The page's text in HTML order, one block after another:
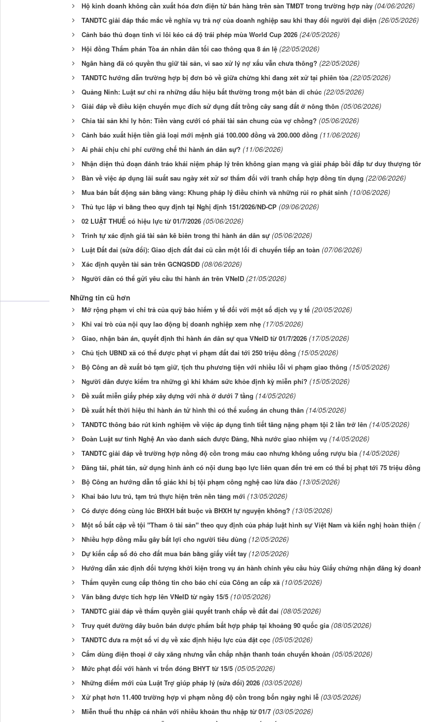
Hộ kinh doanh không cần xuất hóa đơn điện tử bán hàng trên sàn TMĐT trong trường hợp này (04/06/2026)
TANDTC giải đáp thắc mắc về nghĩa vụ trả nợ của doanh nghiệp sau khi thay đổi người đại diện (26/05/2026)
Cảnh báo thủ đoạn tinh vi lôi kéo cá độ trái phép mùa World Cup 2026 (24/05/2026)
Hội đồng Thẩm phán Tòa án nhân dân tối cao thông qua 8 án lệ (22/05/2026)
Ngân hàng đã có quyền thu giữ tài sản, vì sao xử lý nợ xấu vẫn chưa thông? (22/05/2026)
TANDTC hướng dẫn trường hợp bị đơn bỏ về giữa chừng khi đang xét xử tại phiên tòa (22/05/2026)
Quảng Ninh: Luật sư chỉ ra những dấu hiệu bất thường trong một bản di chúc (22/05/2026)
Giải đáp về điều kiện chuyển mục đích sử dụng đất trồng cây sang đất ở nông thôn (05/06/2026)
Chia tài sản khi ly hôn: Tiền vàng cưới có phải tài sản chung của vợ chồng? (05/06/2026)
Cảnh báo xuất hiện tiền giả loại mới mệnh giá 100.000 đồng và 200.000 đồng (11/06/2026)
Ai phải chịu chi phí cưỡng chế thi hành án dân sự? (11/06/2026)
Nhận diện thủ đoạn đánh tráo khái niệm pháp lý trên không gian mạng và giải pháp bồi đắp tư duy thượng
Bàn về việc áp dụng lãi suất sau ngày xét xử sơ thẩm đối với tranh chấp hợp đồng tín dụng (22/06/2026)
Mua bán bất động sản bằng vàng: Khung pháp lý điều chỉnh và những rủi ro phát sinh (10/06/2026)
Thủ tục lập vi bằng theo quy định tại Nghị định 151/2026/NĐ-CP (09/06/2026)
02 LUẬT THUẾ có hiệu lực từ 01/7/2026 (05/06/2026)
Trình tự xác định giá tài sản kê biên trong thi hành án dân sự (05/06/2026)
Luật Đất đai (sửa đổi): Giao dịch đất đai cũ cần một lối đi chuyển tiếp an toàn (07/06/2026)
Xác định quyền tài sản trên GCNQSDĐ (08/06/2026)
Người dân có thể gửi yêu cầu thi hành án trên VNeID (21/05/2026)
Những tin cũ hơn
Mở rộng phạm vi chi trả của quỹ bảo hiểm y tế đối với một số dịch vụ y tế (20/05/2026)
Khi vai trò của nội quy lao động bị doanh nghiệp xem nhẹ (17/05/2026)
Giao, nhận bản án, quyết định thi hành án dân sự qua VNeID từ 01/7/2026 (17/05/2026)
Chủ tịch UBND xã có thể được phạt vi phạm đất đai tới 250 triệu đồng (15/05/2026)
Bộ Công an đề xuất bỏ tạm giữ, tịch thu phương tiện với nhiều lỗi vi phạm giao thông (15/05/2026)
Người dân được kiểm tra những gì khi khám sức khỏe định kỳ miễn phí? (15/05/2026)
Đề xuất miễn giấy phép xây dựng với nhà ở dưới 7 tầng (14/05/2026)
Đề xuất hết thời hiệu thi hành án tử hình thì có thể xuống án chung thân (14/05/2026)
TANDTC thông báo rút kinh nghiệm về việc áp dụng tình tiết tăng nặng phạm tội 2 lần trở lên (14/05/2026)
Đoàn Luật sư tỉnh Nghệ An vào danh sách được Đảng, Nhà nước giao nhiệm vụ (14/05/2026)
TANDTC giải đáp về trường hợp nồng độ cồn trong máu cao nhưng không uống rượu bia (14/05/2026)
Đăng tải, phát tán, sử dụng hình ảnh có nội dung bạo lực liên quan đến trẻ em có thể bị phạt tới 75 triệu đồng
Bộ Công an hướng dẫn tố giác khi bị tội phạm công nghệ cao lừa đảo (13/05/2026)
Khai báo lưu trú, tạm trú thực hiện trên nền tảng mới (13/05/2026)
Có được đóng cùng lúc BHXH bắt buộc và BHXH tự nguyện không? (13/05/2026)
Một số bất cập về tội "Tham ô tài sản" theo quy định của pháp luật hình sự Việt Nam và kiến nghị hoàn thiện
Nhiều hợp đồng mẫu gây bất lợi cho người tiêu dùng (12/05/2026)
Dự kiến cấp sổ đỏ cho đất mua bán bằng giấy viết tay (12/05/2026)
Hướng dẫn xác định đối tượng khởi kiện trong vụ án hành chính yêu cầu hủy Giấy chứng nhận đăng ký
Thẩm quyền cung cấp thông tin cho báo chí của Công an cấp xã (10/05/2026)
Văn bằng được tích hợp lên VNeID từ ngày 15/5 (10/05/2026)
TANDTC giải đáp về thẩm quyền giải quyết tranh chấp về đất đai (08/05/2026)
Truy quét đường dây buôn bán dược phẩm bất hợp pháp tại khoảng 90 quốc gia (08/05/2026)
TANDTC đưa ra một số ví dụ về xác định hiệu lực của đặt cọc (05/05/2026)
Cấm dùng điện thoại ở cây xăng nhưng vẫn chấp nhận thanh toán chuyển khoản (05/05/2026)
Mức phạt đối với hành vi trốn đóng BHYT từ 15/5 (05/05/2026)
Những điểm mới của Luật Trợ giúp pháp lý (sửa đổi) 2026 (03/05/2026)
Xử phạt hơn 11.400 trường hợp vi phạm nồng độ cồn trong bốn ngày nghỉ lễ (03/05/2026)
Miễn thuế thu nhập cá nhân với nhiều khoản thu nhập từ 01/7 (03/05/2026)